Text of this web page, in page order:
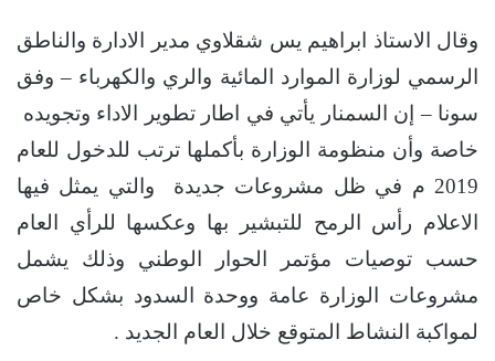
ﻭﻗﺎﻝ ﺍﻻﺳﺘﺎﺫ ﺍﺑﺮﺍﻫﻴﻢ ﻳﺲ ﺷﻘﻼﻭﻱ ﻣﺪﻳﺮ ﺍﻻﺩﺍﺭﺓ ﻭﺍﻟﻨﺎﻃﻖ
ﺍﻟﺮﺳﻤﻲ ﻟﻮﺯﺍﺭﺓ ﺍﻟﻤﻮﺍﺭﺩ ﺍﻟﻤﺎﺋﻴﺔ ﻭﺍﻟﺮﻱ ﻭﺍﻟﻜﻬﺮﺑﺎﺀ – وفق
سونا – ﺇﻥ ﺍﻟﺴﻤﻨﺎﺭ ﻳﺄﺗﻲ ﻓﻲ ﺍﻃﺎﺭ ﺗﻄﻮﻳﺮ ﺍﻻﺩﺍﺀ وتجويده
ﺧﺎﺻﺔ ﻭﺃﻥ ﻣﻨﻈﻮﻣﺔ ﺍﻟﻮﺯﺍﺭﺓ ﺑﺄﻛﻤﻠﻬﺎ ﺗﺮﺗﺐ ﻟﻠﺪﺧﻮﻝ ﻟﻠﻌﺎﻡ
2019 ﻡ في ظل مشروعات جديدة ﻭﺍﻟﺘﻲ ﻳﻤﺜﻞ ﻓﻴﻬﺎ
ﺍﻻﻋﻼﻡ ﺭﺃﺱ ﺍﻟﺮﻣﺢ للتبشير بها وعكسها للرأي العام
حسب توصيات مؤتمر الحوار الوطني وذلك يشمل
ﻣﺸﺮﻭﻋﺎﺕ ﺍﻟﻮﺯﺍﺭﺓ ﻋﺎﻣﺔ ﻭﻭﺣﺪﺓ ﺍﻟﺴﺪﻭﺩ ﺑﺸﻜﻞ ﺧﺎﺹ
ﻟﻤﻮﺍﻛﺒﺔ ﺍﻟﻨﺸﺎﻁ ﺍﻟﻤﺘﻮﻗﻊ خلال العام الجديد .